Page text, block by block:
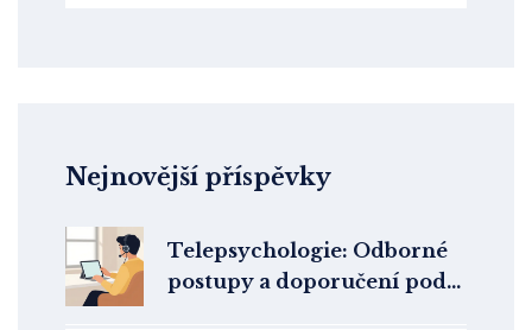
Nejnovější příspěvky
Telepsychologie: Odborné
postupy a doporučení podle